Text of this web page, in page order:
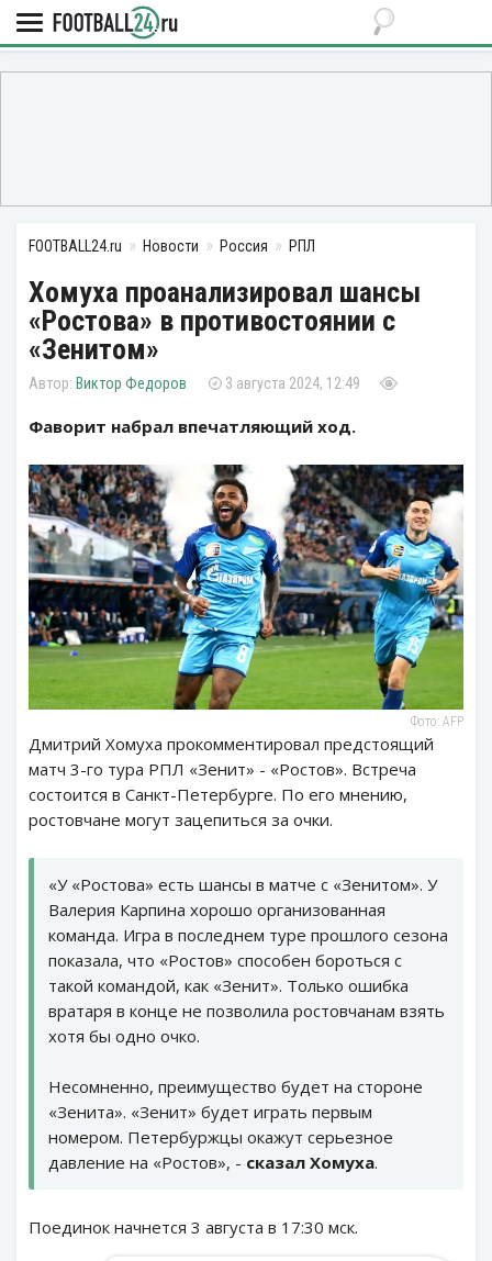
FOOTBALL24.ru Новости Россия РПЛ
Хомуха проанализировал шансы
«Ростова» в противостоянии с
«Зенитом»
Виктор Федоров 3 августа 2024, 12:49
Фаворит набрал впечатляющий ход.
Фото: AFP
Дмитрий Хомуха прокомментировал предстоящий
матч 3-го тура РПЛ «Зенит» - «Ростов». Встреча
состоится в Санкт-Петербурге. По его мнению,
ростовчане могут зацепиться за очки.
«У «Ростова» есть шансы в матче с «Зенитом». У
Валерия Карпина хорошо организованная
команда. Игра в последнем туре прошлого сезона
показала, что «Ростов» способен бороться с
такой командой, как «Зенит». Только ошибка
вратаря в конце не позволила ростовчанам взять
хотя бы одно очко.
Несомненно, преимущество будет на стороне
«Зенита». «Зенит» будет играть первым
номером. Петербуржцы окажут серьезное
давление на «Ростов», - сказал Хомуха.
Поединок начнется 3 августа в 17:30 мск.